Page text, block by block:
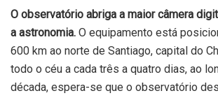
O observatório abriga a maior câmera
a astronomia. O equipamento está
600 km ao norte de Santiago, capital do
todo o céu a cada três a quatro dias, ao
década, espera-se que o observatório